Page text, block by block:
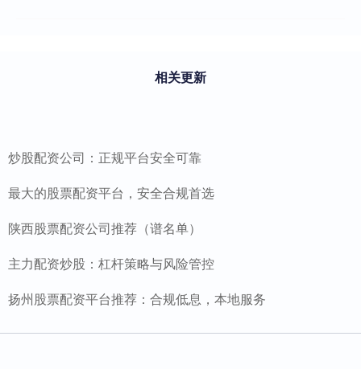
相关更新
炒股配资公司：正规平台安全可靠
最大的股票配资平台，安全合规首选
陕西股票配资公司推荐（谱名单）
主力配资炒股：杠杆策略与风险管控
扬州股票配资平台推荐：合规低息，本地服务